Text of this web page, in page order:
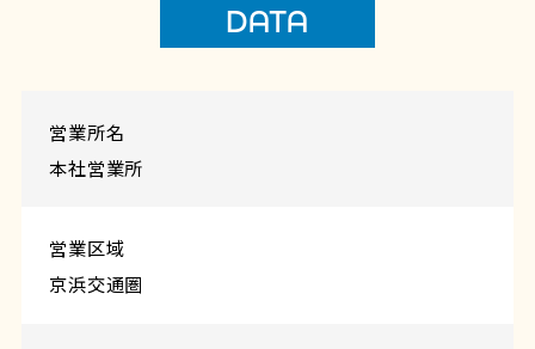
DATA
営業所名
本社営業所
営業区域
京浜交通圏